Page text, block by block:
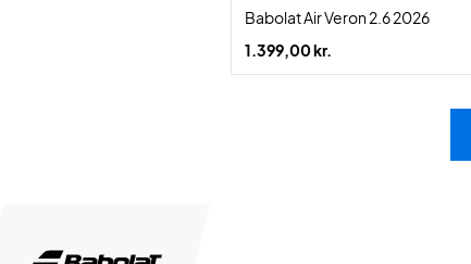
Babolat Air Veron 2.6 2026
1.399,00 kr.